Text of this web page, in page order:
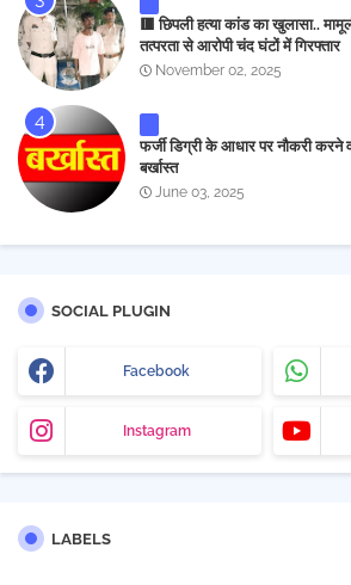
🟥 छिपली हत्या कांड का खुलासा..
तत्परता से आरोपी चंद घंटों में गिरफ्तार
November 02, 2025
फर्जी डिग्री के आधार पर नौकरी करने
बर्खास्त
June 03, 2025
SOCIAL PLUGIN
Facebook
Instagram
LABELS